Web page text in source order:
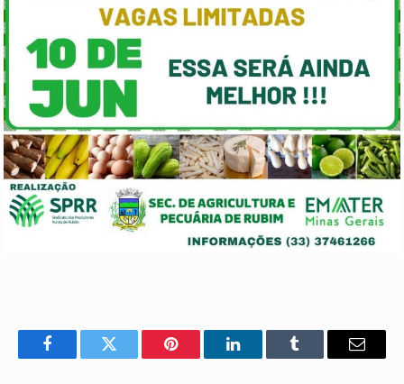
FacebookTwitter Pinterest LinkedInTumblr
E-